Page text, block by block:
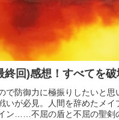
終回)感想！すべてを
で防御力に極振りしたいと
いが必見。人間を辞めたメ
ン……不屈の盾と不屈の聖剣